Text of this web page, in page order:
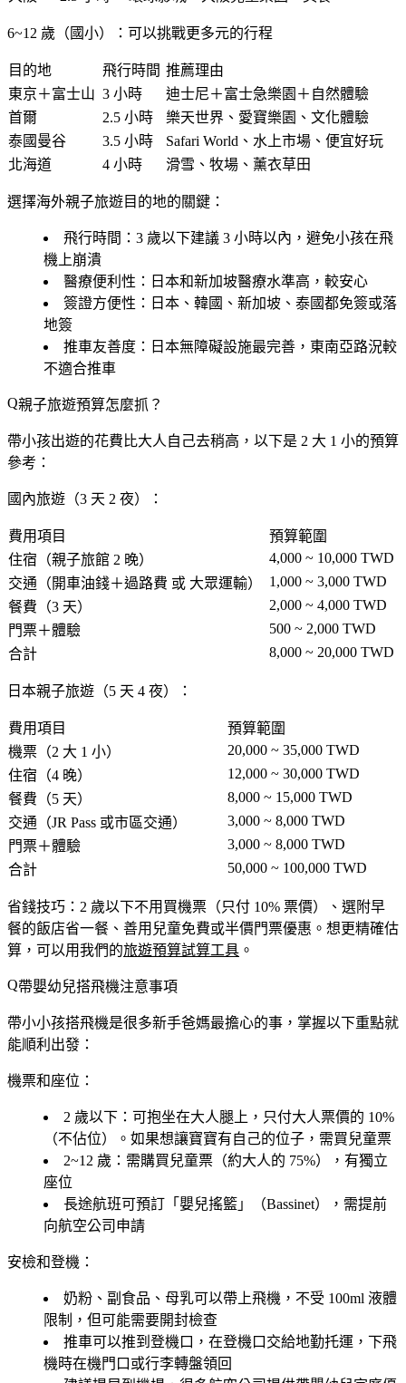
6~12 歲（國小）：可以挑戰更多元的行程
目的地 飛行時間 推薦理由
東京＋富士山 3 小時
迪士尼＋富士急樂園＋自然體驗
首爾
2.5 小時
樂天世界、愛寶樂園、文化體驗
泰國曼谷
3.5 小時
Safari World、水上市場、便宜好玩
北海道
4 小時 滑雪、牧場、薰衣草田
選擇海外親子旅遊目的地的關鍵：
飛行時間：3 歲以下建議 3 小時以內，避免小孩在飛
機上崩潰
醫療便利性：日本和新加坡醫療水準高，較安心
簽證方便性：日本、韓國、新加坡、泰國都免簽或落
地簽
推車友善度：日本無障礙設施最完善，東南亞路況較
不適合推車
親子旅遊預算怎麼抓？
帶小孩出遊的花費比大人自己去稍高，以下是 2 大 1 小的預算
參考：
國內旅遊（3 天 2 夜）：
費用項目
預算範圍
住宿（親子旅館 2 晚）
4,000 ~ 10,000 TWD
交通（開車油錢＋過路費 或 大眾運輸）
1,000 ~ 3,000 TWD
餐費（3 天）
2,000 ~ 4,000 TWD
門票＋體驗
500 ~ 2,000 TWD
合計
8,000 ~ 20,000 TWD
日本親子旅遊（5 天 4 夜）：
費用項目
預算範圍
機票（2 大 1 小）
20,000 ~ 35,000 TWD
住宿（4 晚）
12,000 ~ 30,000 TWD
餐費（5 天）
8,000 ~ 15,000 TWD
交通（JR Pass 或市區交通）
3,000 ~ 8,000 TWD
門票＋體驗
3,000 ~ 8,000 TWD
合計
50,000 ~ 100,000 TWD
省錢技巧：2 歲以下不用買機票（只付 10% 票價）、選附早
餐的飯店省一餐、善用兒童免費或半價門票優惠。想更精確估
算，可以用我們的旅遊預算試算工具 。
帶嬰幼兒搭飛機注意事項
帶小小孩搭飛機是很多新手爸媽最擔心的事，掌握以下重點就
能順利出發：
機票和座位：
2 歲以下 ：可抱坐在大人腿上，只付大人票價的 10%
（不佔位）。如果想讓寶寶有自己的位子，需買兒童票
2~12 歲 ：需購買兒童票（約大人的 75%），有獨立
座位
長途航班可預訂「嬰兒搖籃」（Bassinet），需提前
向航空公司申請
安檢和登機：
奶粉、副食品、母乳可以帶上飛機，不受 100ml 液體
限制，但可能需要開封檢查
推車可以推到登機口，在登機口交給地勤托運，下飛
機時在機門口或行李轉盤領回